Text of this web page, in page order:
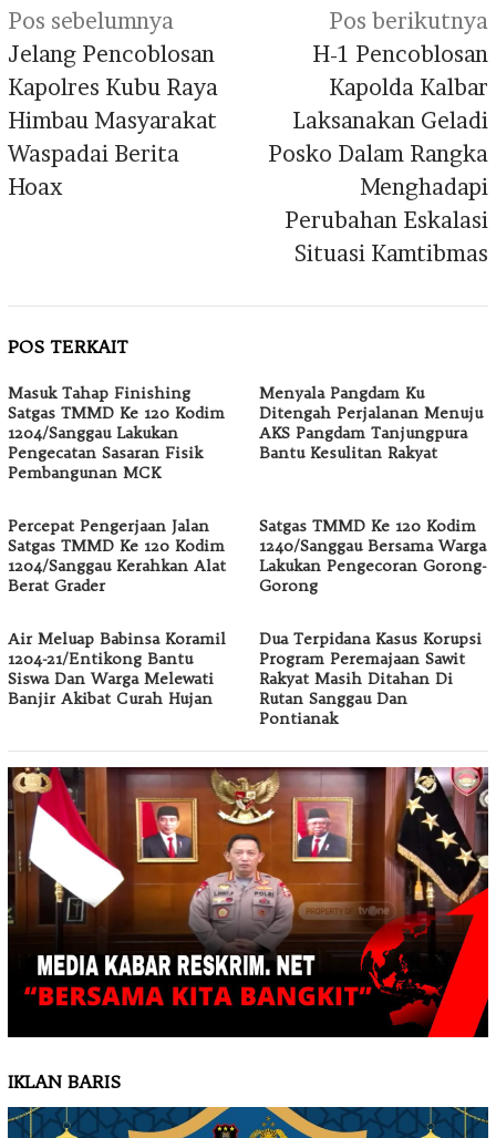
Navigasi
pos
Pos sebelumnya
Jelang Pencoblosan
Kapolres Kubu Raya
Himbau Masyarakat
Waspadai Berita
Hoax
Pos berikutnya
H-1 Pencoblosan
Kapolda Kalbar
Laksanakan Geladi
Posko Dalam Rangka
Menghadapi
Perubahan Eskalasi
Situasi Kamtibmas
POS TERKAIT
Masuk Tahap Finishing
Satgas TMMD Ke 120 Kodim
1204/Sanggau Lakukan
Pengecatan Sasaran Fisik
Pembangunan MCK
Menyala Pangdam Ku
Ditengah Perjalanan Menuju
AKS Pangdam Tanjungpura
Bantu Kesulitan Rakyat
Percepat Pengerjaan Jalan
Satgas TMMD Ke 120 Kodim
1204/Sanggau Kerahkan Alat
Berat Grader
Satgas TMMD Ke 120 Kodim
1240/Sanggau Bersama Warga
Lakukan Pengecoran Gorong-
Gorong
Air Meluap Babinsa Koramil
1204-21/Entikong Bantu
Siswa Dan Warga Melewati
Banjir Akibat Curah Hujan
Dua Terpidana Kasus Korupsi
Program Peremajaan Sawit
Rakyat Masih Ditahan Di
Rutan Sanggau Dan
Pontianak
IKLAN BARIS